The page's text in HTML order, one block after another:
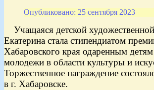
Опубликовано: 25 сентября 2023
Учащаяся детской
Екатерина стала стипендиатом
Хабаровского края одаренным
молодежи в области культуры и
Торжественное награждение
в г. Хабаровске.